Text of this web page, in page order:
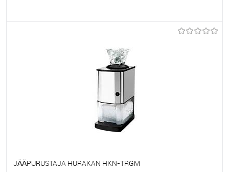
JÄÄPURUSTAJA HURAKAN HKN-TRGM